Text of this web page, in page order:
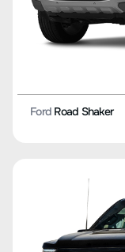
Ford Road Shaker